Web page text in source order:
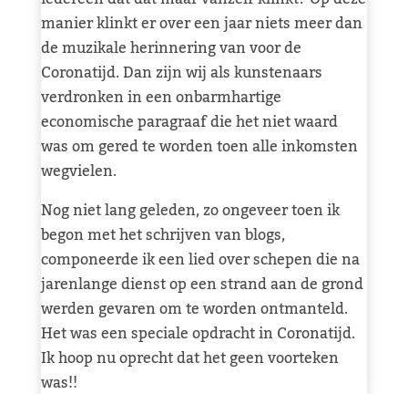
manier klinkt er over een jaar niets meer dan
de muzikale herinnering van voor de
Coronatijd. Dan zijn wij als kunstenaars
verdronken in een onbarmhartige
economische paragraaf die het niet waard
was om gered te worden toen alle inkomsten
wegvielen.
Nog niet lang geleden, zo ongeveer toen ik
begon met het schrijven van blogs,
componeerde ik een lied over schepen die na
jarenlange dienst op een strand aan de grond
werden gevaren om te worden ontmanteld.
Het was een speciale opdracht in Coronatijd.
Ik hoop nu oprecht dat het geen voorteken
was!!